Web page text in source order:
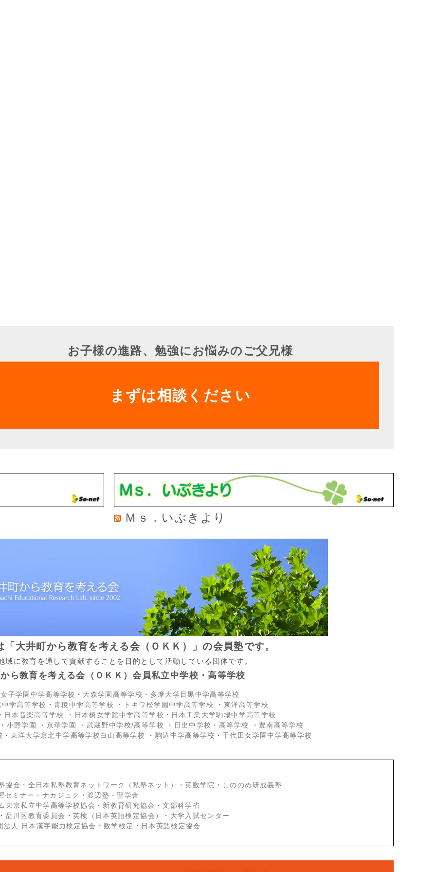
お子様の進路、勉強にお悩みのご父兄様
まずは相談ください
Ｍｓ．いぶきより
「大井町から教育を考える会（ＯＫＫ）」の会員塾です。
域に教育を通して貢献することを目的として活動している団体です。
ら教育を考える会（ＯＫＫ）会員私立中学校・高等学校
子学園中学高等学校 ・ 大森学園高等学校 ・ 多摩大学目黒中学高等学校
学高等学校 ・青稜中学高等学校 ・ トキワ松学園中学高等学校 ・ 東洋高等学校
日本音楽高等学校 ・ 日本橋女学館中学高等学校 ・ 日本工業大学駒場中学高等学校
小野学園 ・ 京華学園 ・ 武蔵野中学校/高等学校 ・ 日出中学校 ・高等学校 ・ 豊南高等学校
・ 東洋大学京北中学高等学校白山高等学校 ・ 駒込中学高等学校 ・千代田女学園中学高等学校
協会 ・ 全日本私塾教育ネットワーク（私塾ネット） ・英数学院 ・
しののめ研成義塾
セミナー ・ ナカジュク ・ 渡辺塾 ・聖学舎
東京私立中学高等学校協会 ・ 新教育研究協会 ・文部科学省
品川区教育委員会 ・ 英検（日本英語検定協会） ・ 大学入試センター
法人 日本漢字能力検定協会 ・数学検定 ・ 日本英語検定協会